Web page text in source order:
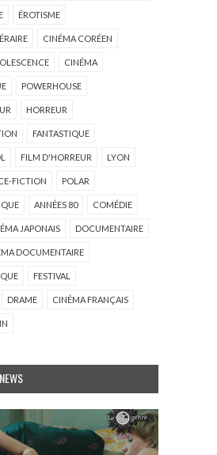
ÉROTISME
CINÉMA CORÉEN
CINÉMA
POWERHOUSE
HORREUR
FANTASTIQUE
FILM D'HORREUR LYON
FICTION POLAR
ANNÉES 80 COMÉDIE
JAPONAIS DOCUMENTAIRE
DOCUMENTAIRE
FESTIVAL
DRAME CINÉMA FRANÇAIS